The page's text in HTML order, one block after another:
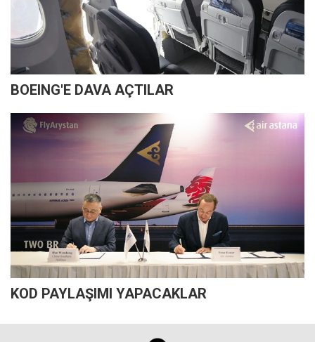
BOEING'E DAVA AÇTILAR
KOD PAYLAŞIMI YAPACAKLAR